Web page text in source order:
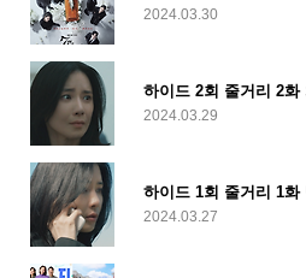
2024.03.30
2024.03.29
하이드 1회 줄거리 1
2024.03.27